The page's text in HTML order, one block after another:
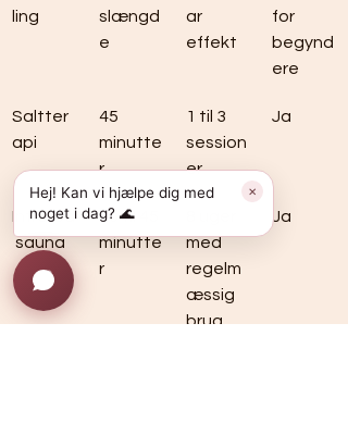
ling
slængd
e
ar
effekt
for
begynd
ere
Saltter
api
45
minutte
r
1 til 3
session
er
Ja
Infrarød
sauna
30 til 45
minutte
r
med
regelm
æssig
brug
Ja
Hej! Kan vi hjælpe dig med
noget i dag? 🌊
✕